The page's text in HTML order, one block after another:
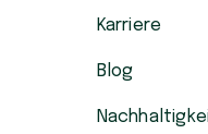
Karriere
Blog